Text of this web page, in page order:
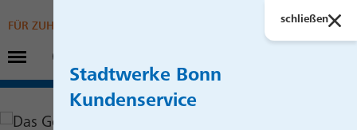
FÜR ZUHAUSE
FÜR UNTERNEHMEN
Hauptmenü öffnen
schließen
Stadtwerke Bonn
Kundenservice